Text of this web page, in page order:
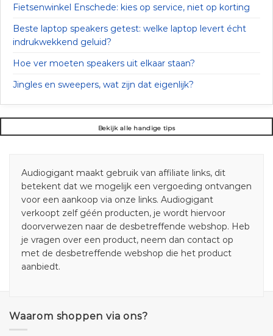
Fietsenwinkel Enschede: kies op service, niet op korting
Beste laptop speakers getest: welke laptop levert écht
indrukwekkend geluid?
Hoe ver moeten speakers uit elkaar staan?
Jingles en sweepers, wat zijn dat eigenlijk?
Bekijk alle handige tips
Audiogigant maakt gebruik van affiliate links, dit
betekent dat we mogelijk een vergoeding ontvangen
voor een aankoop via onze links. Audiogigant
verkoopt zelf géén producten, je wordt hiervoor
doorverwezen naar de desbetreffende webshop. Heb
je vragen over een product, neem dan contact op
met de desbetreffende webshop die het product
aanbiedt.
Waarom shoppen via ons?